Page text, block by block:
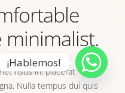
minimalist.
risus in, placerat
Nulla tempus dui quis
¡Hablemos!